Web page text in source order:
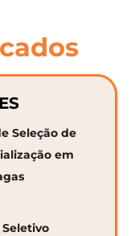
Seleção de
em
Seletivo